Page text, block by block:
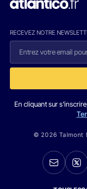
RECEVEZ NOTRE
En cliquant sur
© 2026 Talmont